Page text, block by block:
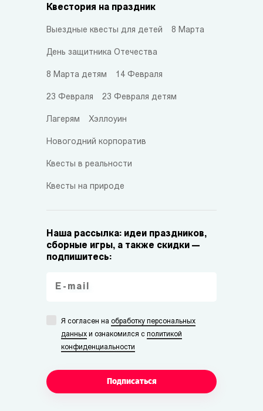
Квестория на праздник
Выездные квесты для детей 8 Марта
День защитника Отечества
8 Марта детям 14 Февраля
23 Февраля 23 Февраля детям
Лагерям Хэллоуин
Новогодний корпоратив
Квесты в реальности
Квесты на природе
Наша рассылка: идеи праздников,
сборные игры, а также скидки —
подпишитесь:
Я согласен на обработку персональных
данных и ознакомился с политикой
конфиденциальности
Подписаться